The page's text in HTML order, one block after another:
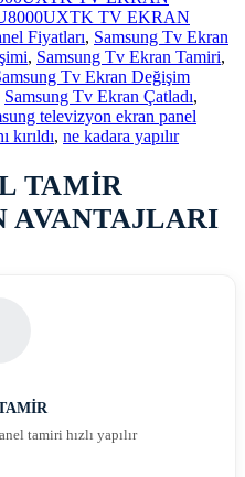
TV EKRAN
Fiyatları, Samsung Tv Ekran
, Samsung Tv Ekran Tamiri,
Tv Ekran Değişim
Samsung Tv Ekran Çatladı,
televizyon ekran panel
kırıldı, ne kadara yapılır
TAMİR
tamiri hızlı yapılır